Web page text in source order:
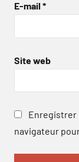
E-mail *
Site web
Enregistrer
navigateur